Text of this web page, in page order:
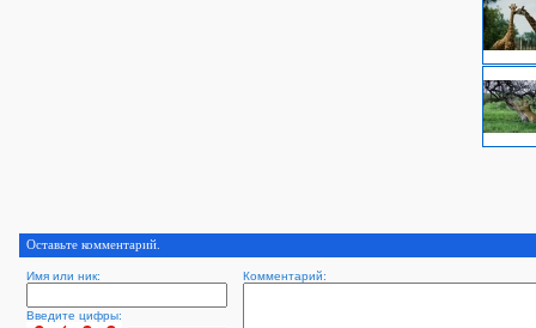
Оставьте комментарий.
Имя или ник: Комментарий:
Введите цифры: